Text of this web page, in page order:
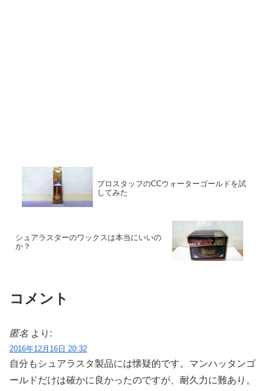
プロスタッフのCCウォーターゴールドを試
してみた
シュアラスターのワックスは本当にいいの
か？
コメント
匿名 より:
2016年12月16日 20:32
自分もシュアラスタ製品には懐疑的です。マンハッタンゴ
ールドだけは確かに良かったのですが、耐久力に難あり。